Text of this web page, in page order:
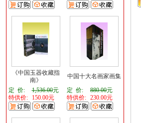
《中国玉器收藏指
南》
定 价:
1,536.00元
特供价:
150.00元
中国十大名画家画集
定 价:
880.00元
特供价: 230.00元